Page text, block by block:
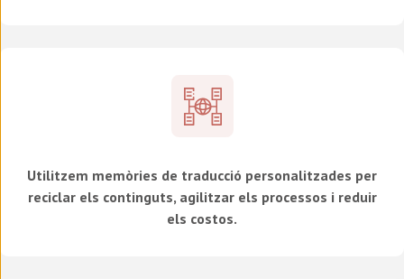
Utilitzem memòries de traducció personalitzades per
reciclar els continguts, agilitzar els processos i reduir
els costos.